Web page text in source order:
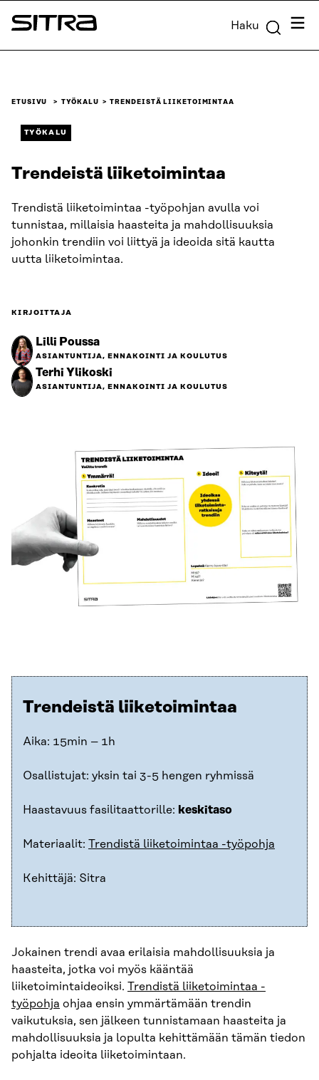
Siirry
suoraan
Sitra Haku
ETUSIVU TYÖKALU TRENDEISTÄ LIIKETOIMINTAA
TYÖKALU
Trendeistä liiketoimintaa
Trendistä liiketoimintaa -työpohjan avulla voi
tunnistaa, millaisia haasteita ja mahdollisuuksia
johonkin trendiin voi liittyä ja ideoida sitä kautta
uutta liiketoimintaa.
KIRJOITTAJA
Lilli Poussa
ASIANTUNTIJA, ENNAKOINTI JA KOULUTUS
Terhi Ylikoski
ASIANTUNTIJA, ENNAKOINTI JA KOULUTUS
Trendeistä liiketoimintaa
Aika: 15min – 1h
Osallistujat: yksin tai 3-5 hengen ryhmissä
Haastavuus fasilitaattorille: keskitaso
Materiaalit: Trendistä liiketoimintaa -työpohja
Kehittäjä: Sitra
Jokainen trendi avaa erilaisia mahdollisuuksia ja
haasteita, jotka voi myös kääntää
liiketoimintaideoiksi. Trendistä liiketoimintaa -
työpohja ohjaa ensin ymmärtämään trendin
vaikutuksia, sen jälkeen tunnistamaan haasteita ja
mahdollisuuksia ja lopulta kehittämään tämän tiedon
pohjalta ideoita liiketoimintaan.